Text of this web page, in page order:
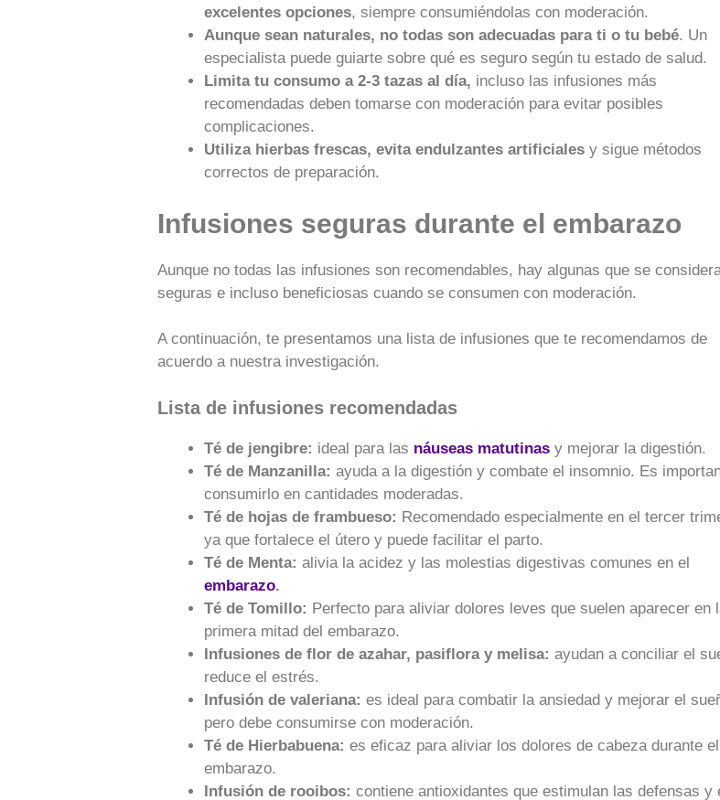
excelentes opciones, siempre consumiéndolas con moderación.
Aunque sean naturales, no todas son adecuadas para ti o tu bebé. Un
especialista puede guiarte sobre qué es seguro según tu estado de salud.
Limita tu consumo a 2-3 tazas al día, incluso las infusiones más
recomendadas deben tomarse con moderación para evitar posibles
complicaciones.
Utiliza hierbas frescas, evita endulzantes artificiales y sigue métodos
correctos de preparación.
Infusiones seguras durante el embarazo
Aunque no todas las infusiones son recomendables, hay algunas que se
seguras e incluso beneficiosas cuando se consumen con moderación.
A continuación, te presentamos una lista de infusiones que te recomendamos de
acuerdo a nuestra investigación.
Lista de infusiones recomendadas
Té de jengibre: ideal para las náuseas matutinas y mejorar la digestión.
Té de Manzanilla: ayuda a la digestión y combate el insomnio. Es
consumirlo en cantidades moderadas.
Té de hojas de frambueso: Recomendado especialmente en el tercer
ya que fortalece el útero y puede facilitar el parto.
Té de Menta: alivia la acidez y las molestias digestivas comunes en el
embarazo.
Té de Tomillo: Perfecto para aliviar dolores leves que suelen aparecer en
primera mitad del embarazo.
Infusiones de flor de azahar, pasiflora y melisa: ayudan a conciliar el
reduce el estrés.
Infusión de valeriana: es ideal para combatir la ansiedad y mejorar el
pero debe consumirse con moderación.
Té de Hierbabuena: es eficaz para aliviar los dolores de cabeza durante el
embarazo.
Infusión de rooibos: contiene antioxidantes que estimulan las defensas y